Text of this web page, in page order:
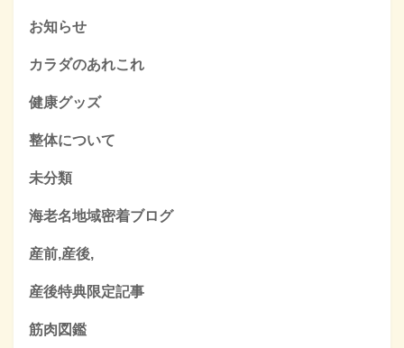
お知らせ
カラダのあれこれ
健康グッズ
整体について
未分類
海老名地域密着ブログ
産前,産後,
産後特典限定記事
筋肉図鑑